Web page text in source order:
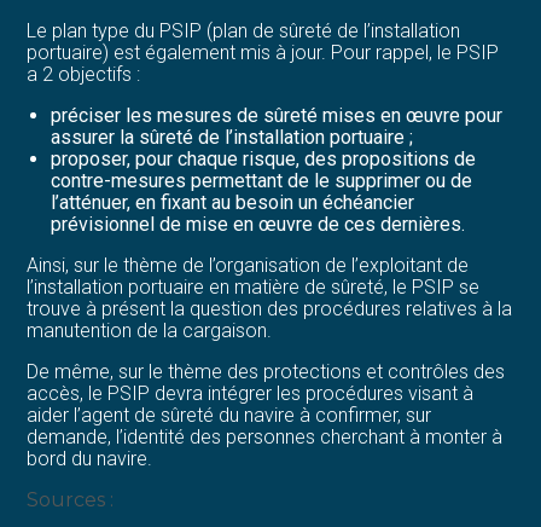
Le plan type du PSIP (plan de sûreté de l’installation
portuaire) est également mis à jour. Pour rappel, le PSIP
a 2 objectifs :
préciser les mesures de sûreté mises en œuvre pour
assurer la sûreté de l’installation portuaire ;
proposer, pour chaque risque, des propositions de
contre-mesures permettant de le supprimer ou de
l’atténuer, en fixant au besoin un échéancier
prévisionnel de mise en œuvre de ces dernières.
Ainsi, sur le thème de l’organisation de l’exploitant de
l’installation portuaire en matière de sûreté, le PSIP se
trouve à présent la question des procédures relatives à la
manutention de la cargaison.
De même, sur le thème des protections et contrôles des
accès, le PSIP devra intégrer les procédures visant à
aider l’agent de sûreté du navire à confirmer, sur
demande, l’identité des personnes cherchant à monter à
bord du navire.
Sources :